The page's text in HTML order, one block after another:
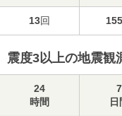
13回 155
震度3以上の地震観
24
時間
7
日